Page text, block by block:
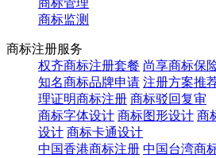
商标管理
商标监测
商标注册服务
权齐商标注册套餐 尚享商标保
知名商标品牌申请 注册方案推
理证明商标注册 商标驳回复审
商标字体设计 商标图形设计 商
设计 商标卡通设计
中国香港商标注册 中国台湾商